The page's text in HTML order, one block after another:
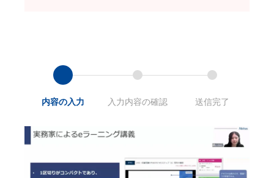
内容の入力 入力内容の確認 送信完了